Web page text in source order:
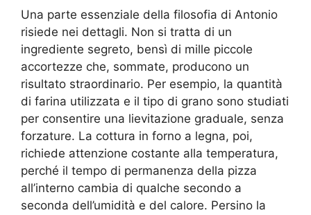
Una parte essenziale della filosofia di Antonio
risiede nei dettagli. Non si tratta di un
ingrediente segreto, bensì di mille piccole
accortezze che, sommate, producono un
risultato straordinario. Per esempio, la quantità
di farina utilizzata e il tipo di grano sono studiati
per consentire una lievitazione graduale, senza
forzature. La cottura in forno a legna, poi,
richiede attenzione costante alla temperatura,
perché il tempo di permanenza della pizza
all’interno cambia di qualche secondo a
seconda dell’umidità e del calore. Persino la